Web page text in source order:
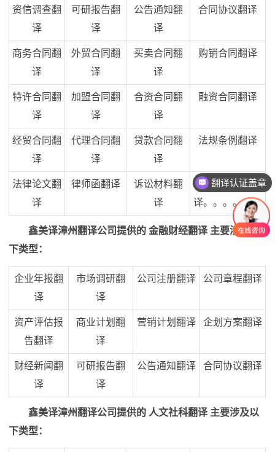
资信调查翻
译
可研报告翻
译
公告通知翻
译
合同协议翻译
商务合同翻
译
外贸合同翻
译
买卖合同翻
译
购销合同翻译
特许合同翻
译
加盟合同翻
译
合资合同翻
译
融资合同翻译
经贸合同翻
译
代理合同翻
译
贷款合同翻
译
法规条例翻译
法律论文翻
译
律师函翻译
诉讼材料翻
译
法律文书翻
译。。。。。。
鑫美译漳州翻译公司提供的 金融财经翻译 主要涉及以
下类型：
企业年报翻
译
市场调研翻
译
公司注册翻译 公司章程翻译
资产评估报
告翻译
商业计划翻
译
营销计划翻译 企划方案翻译
财经新闻翻
译
可研报告翻
译
公告通知翻译 合同协议翻译
鑫美译漳州翻译公司提供的 人文社科翻译 主要涉及以
下类型：
翻译认证盖章
联系方式